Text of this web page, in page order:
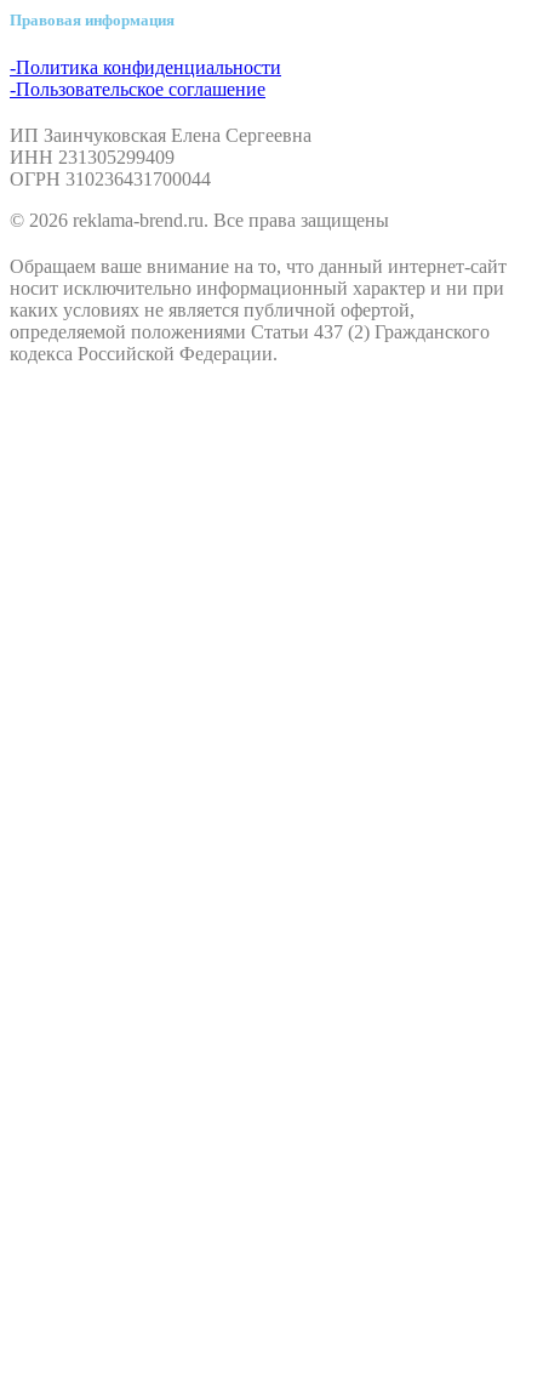
Правовая информация
-Политика конфиденциальности
-Пользовательское соглашение
ИП Заинчуковская Елена Сергеевна
ИНН 231305299409
ОГРН 310236431700044
© 2026 reklama-brend.ru. Все права защищены
Обращаем ваше внимание на то, что данный интернет-сайт
носит исключительно информационный характер и ни при
каких условиях не является публичной офертой,
определяемой положениями Статьи 437 (2) Гражданского
кодекса Российской Федерации.